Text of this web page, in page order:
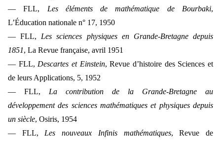
— FLL, Les éléments de mathématique de Bourbaki,
L’Éducation nationale n° 17, 1950
— FLL, Les sciences physiques en Grande-Bretagne depuis
1851, La Revue française, avril 1951
— FLL, Descartes et Einstein, Revue d’histoire des Sciences et
de leurs Applications, 5, 1952
— FLL, La contribution de la Grande-Bretagne au
développement des sciences mathématiques et physiques depuis
un siècle, Osiris, 1954
— FLL, Les nouveaux Infinis mathématiques, Revue de